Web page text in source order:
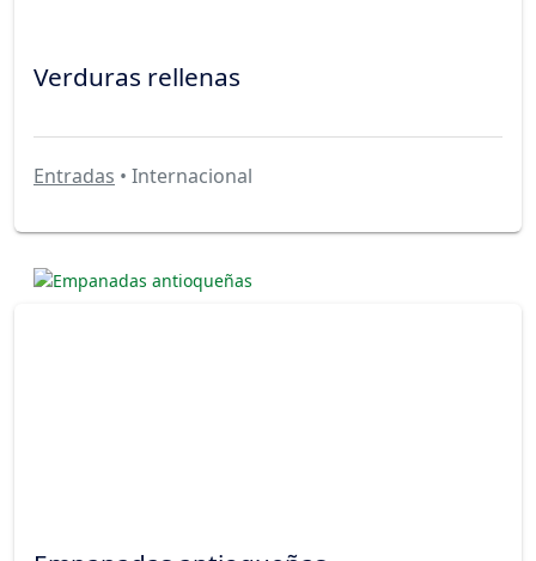
Verduras rellenas
Entradas • Internacional